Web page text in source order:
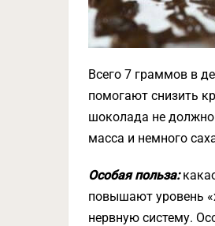
Всего 7 граммов в
помогают снизить
шоколада не
масса и немного
Особая польза:
повышают уровень
нервную систему.